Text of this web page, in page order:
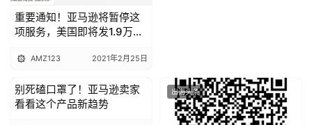
重要通知！亚马逊将暂停这
项服务，美国即将发1.9万亿
AMZ123 2021年2月25日
出海头条
别死磕口罩了！亚马逊卖家
看看这个产品新趋势
出海头条